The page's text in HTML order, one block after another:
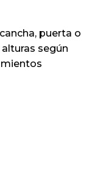
puerta o
según